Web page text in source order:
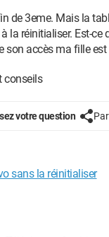
de 3eme. Mais la
la réinitialiser. Est-
son accès ma fille
conseils
votre question
sans la réinitialiser